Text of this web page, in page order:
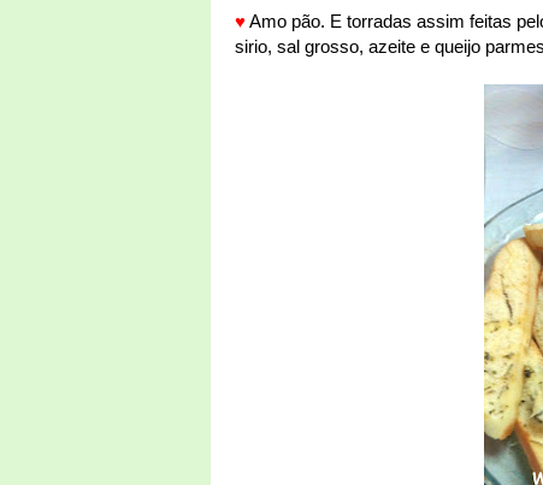
♥Amo pão. E torradas assim feitas
sirio, sal grosso, azeite e queijo